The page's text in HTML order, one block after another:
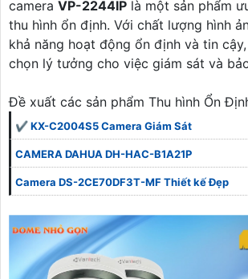
camera VP-2244IP là một sản phẩm
thu hình ổn định. Với chất lượng hình
khả năng hoạt động ổn định và tin
chọn lý tưởng cho việc giám sát và
Đề xuất các sản phẩm Thu hình Ổn
✔️ KX-C2004S5 Camera Giám Sát
CAMERA DAHUA DH-HAC-B1A21P
Camera DS-2CE70DF3T-MF Thiết kế Đẹp